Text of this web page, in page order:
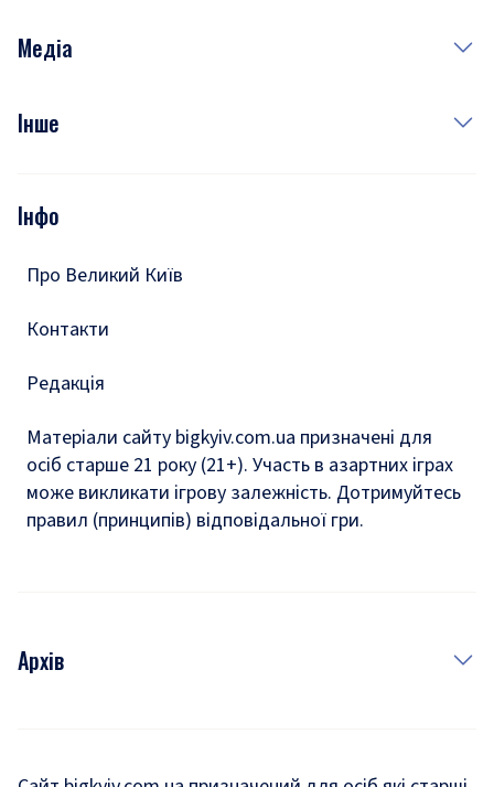
Рецепти
Медіа
Фото
Подкасти
Інше
Тести
Інфо
Про Великий Київ
Контакти
Редакція
Матеріали сайту bigkyiv.com.ua призначені для
осіб старше 21 року (21+). Участь в азартних іграх
може викликати ігрову залежність. Дотримуйтесь
правил (принципів) відповідальної гри.
Архів